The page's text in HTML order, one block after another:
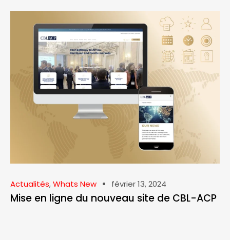
Actualités,Whats New février 13, 2024
Mise en ligne du nouveau site de CBL-ACP